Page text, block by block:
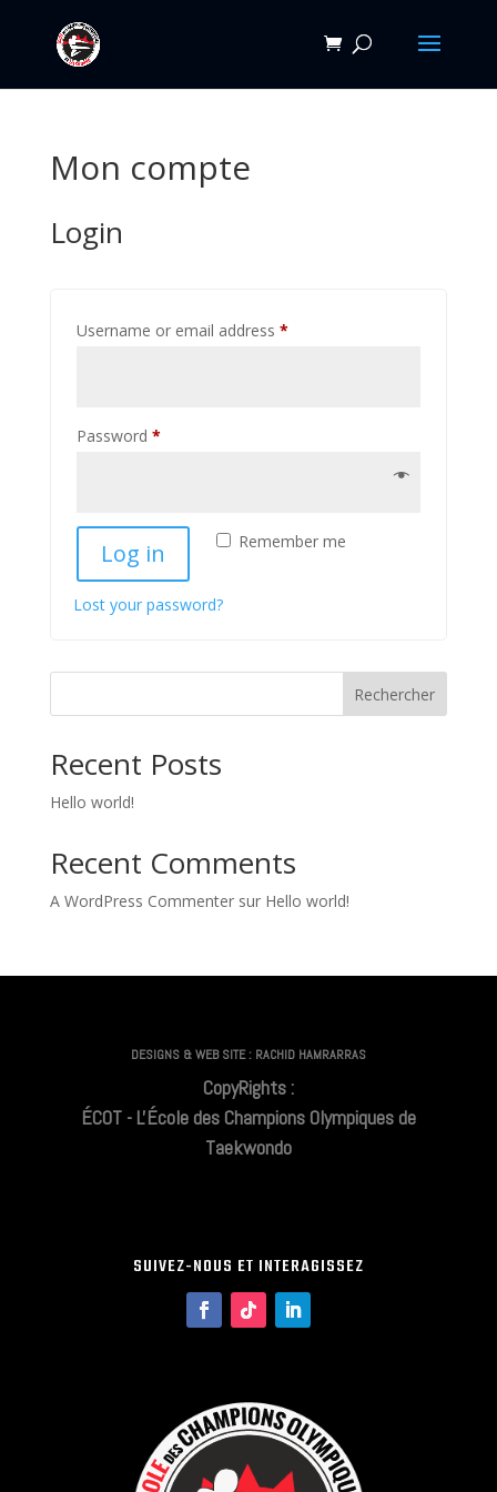
Mon compte
Login
Username or email address *Required
Password *Required
Remember me
Log in
Lost your password?
Rechercher
Recent Posts
Hello world!
Recent Comments
A WordPress Commentersur Hello world!
DESIGNS & WEB SITE : RACHID HAMRARRAS
CopyRights :
ÉCOT - L'École des Champions Olympiques de
Taekwondo
SUIVEZ-NOUS ET INTERAGISSEZ